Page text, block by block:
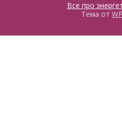
Все про
Тема от